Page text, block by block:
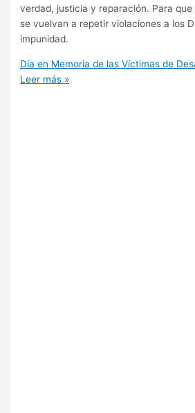
verdad, justicia y reparación. Para
se vuelvan a repetir violaciones a los
impunidad.
Día en Memoria de las Víctimas de
Leer más »